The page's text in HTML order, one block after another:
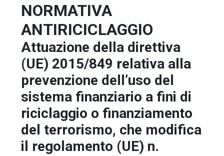
NORMATIVA
ANTIRICICLAGGIO
Attuazione della direttiva
(UE) 2015/849 relativa alla
prevenzione dell’uso del
sistema finanziario a fini di
riciclaggio o finanziamento
del terrorismo, che modifica
il regolamento (UE) n.